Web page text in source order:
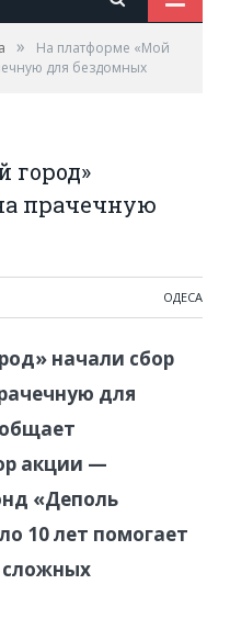
»
На платформе «Мой
для бездомных
город»
прачечную
ОДЕСА
начали сбор
для
акции —
«Деполь
10 лет помогает